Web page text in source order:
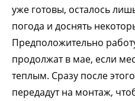
уже готовы, осталось
погода и доснять
Предположительно
продолжат в мае, если
теплым. Сразу после
передадут на монтаж,